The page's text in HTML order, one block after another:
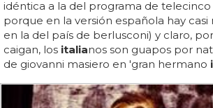
idéntica a la del programa de
porque en la versión española hay casi
en la del país de berlusconi) y claro,
caigan, los italianos son guapos por
de giovanni masiero en 'gran hermano